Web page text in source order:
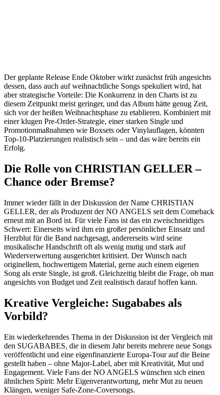
Der geplante Release Ende Oktober wirkt zunächst früh angesichts
dessen, dass auch auf weihnachtliche Songs spekuliert wird, hat
aber strategische Vorteile: Die Konkurrenz in den Charts ist zu
diesem Zeitpunkt meist geringer, und das Album hätte genug Zeit,
sich vor der heißen Weihnachtsphase zu etablieren. Kombiniert mit
einer klugen Pre-Order-Strategie, einer starken Single und
Promotionmaßnahmen wie Boxsets oder Vinylauflagen, könnten
Top-10-Platzierungen realistisch sein – und das wäre bereits ein
Erfolg.
Die Rolle von CHRISTIAN GELLER –
Chance oder Bremse?
Immer wieder fällt in der Diskussion der Name CHRISTIAN
GELLER, der als Produzent der NO ANGELS seit dem Comeback
erneut mit an Bord ist. Für viele Fans ist das ein zweischneidiges
Schwert: Einerseits wird ihm ein großer persönlicher Einsatz und
Herzblut für die Band nachgesagt, andererseits wird seine
musikalische Handschrift oft als wenig mutig und stark auf
Wiederverwertung ausgerichtet kritisiert. Der Wunsch nach
originellem, hochwertigem Material, gerne auch einem eigenen
Song als erste Single, ist groß. Gleichzeitig bleibt die Frage, ob man
angesichts von Budget und Zeit realistisch darauf hoffen kann.
Kreative Vergleiche: Sugababes als
Vorbild?
Ein wiederkehrendes Thema in der Diskussion ist der Vergleich mit
den SUGABABES, die in diesem Jahr bereits mehrere neue Songs
veröffentlicht und eine eigenfinanzierte Europa-Tour auf die Beine
gestellt haben – ohne Major-Label, aber mit Kreativität, Mut und
Engagement. Viele Fans der NO ANGELS wünschen sich einen
ähnlichen Spirit: Mehr Eigenverantwortung, mehr Mut zu neuen
Klängen, weniger Safe-Zone-Coversongs.